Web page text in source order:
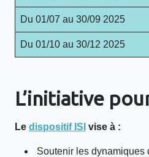
Du 01/07 au 30/09 2025
Du 01/10 au 30/12 2025
L’initiative
Le dispositif ISI vise à :
Soutenir les dynamiques